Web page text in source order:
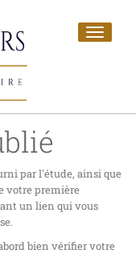
Toggle
par l'étude, ainsi que
votre première
un lien qui vous
bien vérifier votre